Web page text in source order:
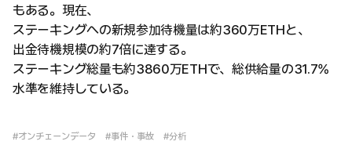
もある。現在、
ステーキングへの新規参加待機量は約360万ETHと、
出金待機規模の約7倍に達する。
ステーキング総量も約3860万ETHで、総供給量の31.7%
水準を維持している。
#オンチェーンデータ #事件・事故 #分析